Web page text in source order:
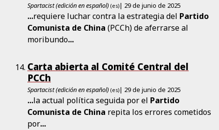
Spartacist (edición en español) (es)| 29 de junio de 2025
...requiere luchar contra la estrategia del Partido
Comunista de China (PCCh) de aferrarse al
moribundo...
Carta abierta al Comité Central del
PCCh
Spartacist (edición en español) (es)| 29 de junio de 2025
...la actual política seguida por el Partido
Comunista de China repita los errores cometidos
por...